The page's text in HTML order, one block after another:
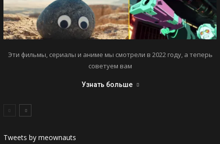
Эти фильмы, сериалы и аниме мы смотрели в 2022 году, а теперь
советуем вам
Узнать больше
Tweets by meownauts